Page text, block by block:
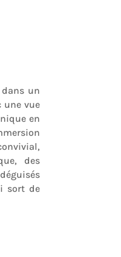
un
une vue
en
des
sort de